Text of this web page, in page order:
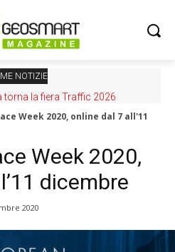
NOTIZIE
la fiera Traffic 2026
Week 2020, online dal 7 all'11
Week 2020,
dicembre
2020